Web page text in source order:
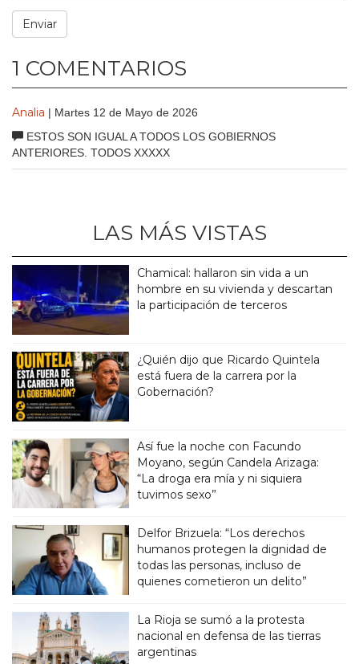
1 COMENTARIOS
Analia | Martes 12 de Mayo de 2026
ESTOS SON IGUAL A TODOS LOS GOBIERNOS
ANTERIORES. TODOS XXXXX
LAS MÁS VISTAS
Chamical: hallaron sin vida a un
hombre en su vivienda y descartan
la participación de terceros
¿Quién dijo que Ricardo Quintela
está fuera de la carrera por la
Gobernación?
Así fue la noche con Facundo
Moyano, según Candela Arizaga:
“La droga era mía y ni siquiera
tuvimos sexo”
Delfor Brizuela: “Los derechos
humanos protegen la dignidad de
todas las personas, incluso de
quienes cometieron un delito”
La Rioja se sumó a la protesta
nacional en defensa de las tierras
argentinas